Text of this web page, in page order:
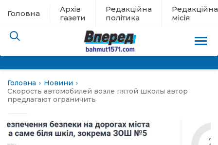
Головна
Архів
газети
Редакційна
політика
Редакційна
місія
евакуації
Головна
Новини
Скорость автомобилей возле пятой школы автор
предлагают ограничить